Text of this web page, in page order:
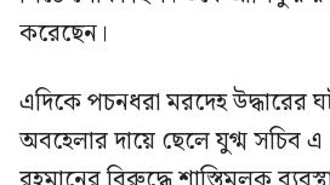
করেছেন।
এদিকে পচনধরা মরদেহ উদ্ধারের
অবহেলার দায়ে ছেলে যুগ্ম